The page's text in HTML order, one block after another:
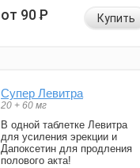
от 90Р Купить
Супер Левитра
20 + 60 мг
В одной таблетке Левитра
для усиления эрекции и
Дапоксетин для продления
полового акта!